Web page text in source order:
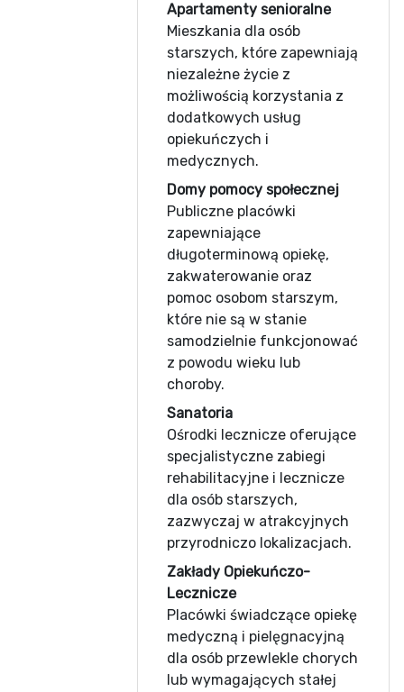
Apartamenty senioralne
Mieszkania dla osób
starszych, które zapewniają
niezależne życie z
możliwością korzystania z
dodatkowych usług
opiekuńczych i
medycznych.
Domy pomocy społecznej
Publiczne placówki
zapewniające
długoterminową opiekę,
zakwaterowanie oraz
pomoc osobom starszym,
które nie są w stanie
samodzielnie funkcjonować
z powodu wieku lub
choroby.
Sanatoria
Ośrodki lecznicze oferujące
specjalistyczne zabiegi
rehabilitacyjne i lecznicze
dla osób starszych,
zazwyczaj w atrakcyjnych
przyrodniczo lokalizacjach.
Zakłady Opiekuńczo-
Lecznicze
Placówki świadczące opiekę
medyczną i pielęgnacyjną
dla osób przewlekle chorych
lub wymagających stałej